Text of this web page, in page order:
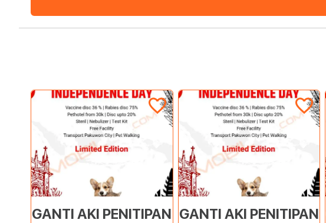
GANTI AKI PENITIPAN GANTI AKI PENITIPAN